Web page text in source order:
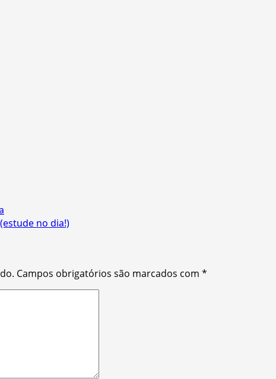
no dia!)
Campos obrigatórios são marcados com *